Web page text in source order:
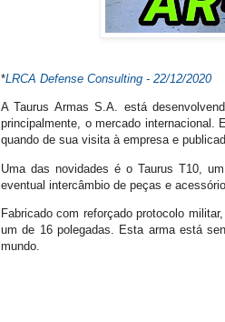
*LRCA Defense Consulting - 22/12/2020
A Taurus Armas S.A. está
principalmente, o mercado internacional.
quando de sua visita à empresa e
Uma das novidades é o Taurus T10,
eventual intercâmbio de peças e
Fabricado com reforçado protocolo
um de 16 polegadas. Esta arma está
mundo.